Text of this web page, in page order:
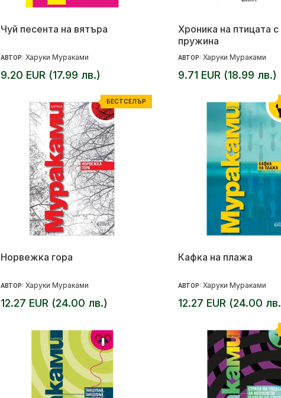
Чуй песента на вятъра
АВТОР: Харуки Мураками
9.20 EUR (17.99 лв.)
Хроника на птицата с
пружина
АВТОР: Харуки Мураками
9.71 EUR (18.99 лв.)
БЕСТСЕЛЪР
Норвежка гора
АВТОР: Харуки Мураками
12.27 EUR (24.00 лв.)
Кафка на плажа
АВТОР: Харуки Мураками
12.27 EUR (24.00